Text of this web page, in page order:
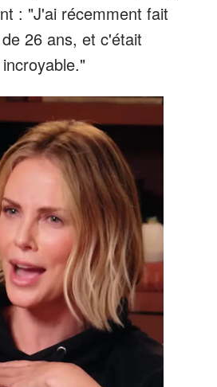
: "J'ai récemment fait
26 ans, et c'était